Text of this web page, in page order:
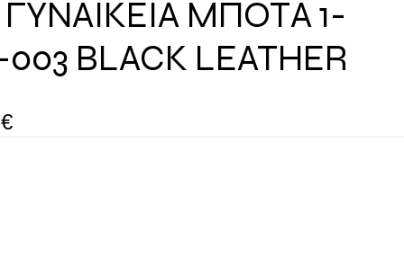
ΓΥΝΑΙΚΕΙΑ ΜΠΟΤΑ 1-
BLACK LEATHER
€